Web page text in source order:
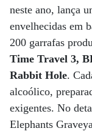
neste ano, lança
envelhecidas em
200 garrafas
Time Travel 3,
Rabbit Hole.
alcoólico,
exigentes. No
Elephants